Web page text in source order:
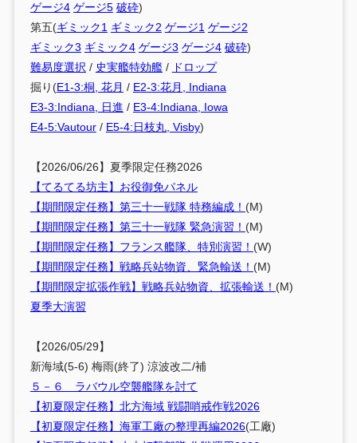
ゲージ4 ゲージ5 破砕)
第五(ギミック1 ギミック2 ゲージ1 ゲージ2
ギミック3 ギミック4 ゲージ3 ゲージ4 破砕)
難易度選択 / 史実艦特効艦/ ドロップ
掘り(E1-3:桐, 花月 / E2-3:花月, Indiana
E3-3:Indiana, 日進 / E3-4:Indiana, Iowa
E4-5:Vautour/ E5-4:日枝丸, Visby)
【2026/06/26】夏季限定任務2026
【てるてる坊主】お役御免パネル
【期間限定任務】第三十一戦隊 特務編成！ (M)
【期間限定任務】第三十一戦隊 緊急演習！ (M)
【期間限定任務】フランス艦隊、特別演習！ (W)
【期間限定任務】戦略兵站物資、緊急輸送！ (M)
【期間限定拡張作戦】戦略兵站物資、拡張輸送！ (M)
夏季大演習
【2026/05/29】
新海域(5-6) 梅雨(終了) 涼波改二/補
５－６ ラバウル空襲艦隊を討て
【初夏限定任務】北方海域 戦闘哨戒作戦2026
【初夏限定任務】海軍工廠の整理再編2026(工廠)